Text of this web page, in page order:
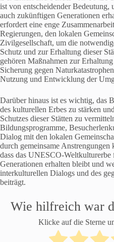
ist von entscheidender Bedeutung,
auch zukünftigen Generationen
erfordert eine enge
Regierungen, den lokalen
Zivilgesellschaft, um die
Schutz und zur Erhaltung dieser
gehören Maßnahmen zur
Sicherung gegen
Nutzung und Entwicklung der
Darüber hinaus ist es wichtig, das
des kulturellen Erbes zu stärken
Schutzes dieser Stätten zu
Bildungsprogramme,
Dialog mit den lokalen
durch gemeinsame Anstrengungen
dass das UNESCO-
Generationen erhalten bleibt und
interkulturellen Dialogs und des
beiträgt.
Wie hilfreich war
Klicke auf die Sterne